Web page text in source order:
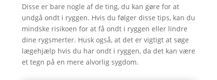
Disse er bare nogle af de ting, du kan gøre for at
undgå ondt i ryggen. Hvis du følger disse tips, kan du
mindske risikoen for at få ondt i ryggen eller lindre
dine rygsmerter. Husk også, at det er vigtigt at søge
lægehjælp hvis du har ondt i ryggen, da det kan være
et tegn på en mere alvorlig sygdom.